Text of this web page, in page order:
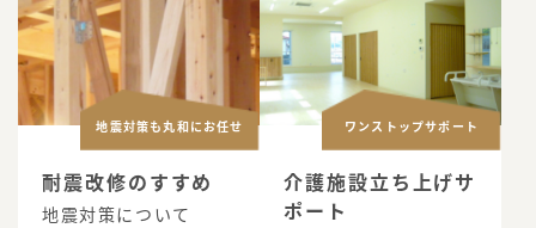
地震対策も丸和にお任せ
耐震改修のすすめ
地震対策について
ワンストップサポート
介護施設立ち上げサ
ポート